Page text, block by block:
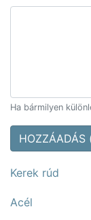
Ha bármilyen
Kerek rúd
Acél